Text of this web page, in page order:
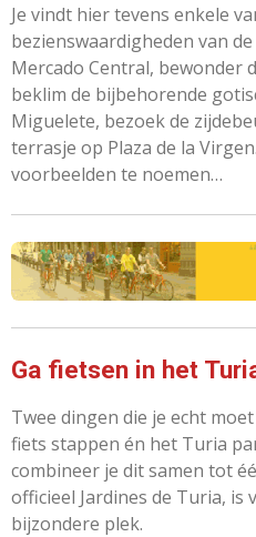
Je vindt hier tevens enkele
bezienswaardigheden van
Mercado Central, bewonder
beklim de bijbehorende
Miguelete, bezoek de
terrasje op Plaza de la
voorbeelden te noemen…
Ga fietsen in het
Twee dingen die je echt
fiets stappen én het Turia
combineer je dit samen tot
officieel Jardines de Turia, is
bijzondere plek.